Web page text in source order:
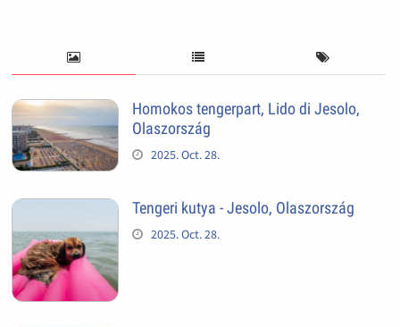
Homokos tengerpart, Lido di Jesolo,
Olaszország
2025. Oct. 28.
Tengeri kutya - Jesolo, Olaszország
2025. Oct. 28.